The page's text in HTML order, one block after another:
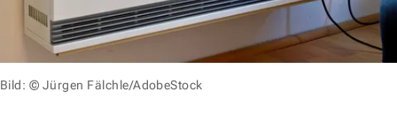
Bild: © Jürgen Fälchle/AdobeStock